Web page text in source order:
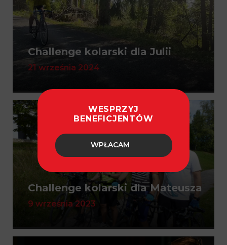
Challenge kolarski dla Julii
21 września 2024
Challenge kolarski dla Mateusza
9 września 2023
WESPRZYJ
BENEFICJENTÓW
WPŁACAM